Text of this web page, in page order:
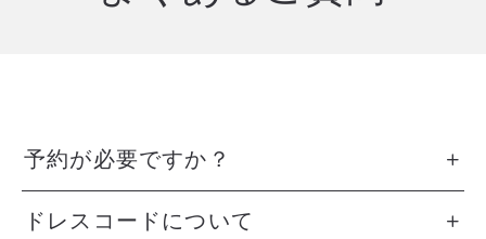
予約が必要ですか？
ドレスコードについて